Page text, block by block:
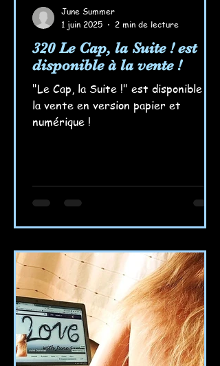
320 Le Cap, la Suite ! est
disponible à la vente !
"Le Cap, la Suite !" est disponible à
la vente en version papier et
numérique !
June Summer
1 juin 2025
2 min de lecture